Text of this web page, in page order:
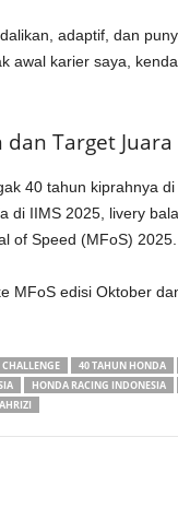
adaptif, dan
awal karier saya,
dan Target
40 tahun kiprahnya
di IIMS 2025, livery
of Speed (MFoS) 2025.
MFoS edisi Oktober
40 TAHUN HONDA
HONDA RACING INDONESIA